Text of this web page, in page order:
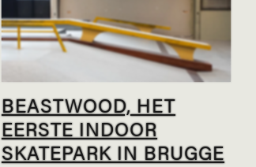
BEASTWOOD, HET
EERSTE INDOOR
SKATEPARK IN BRUGGE